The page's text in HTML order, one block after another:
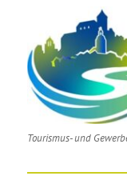
Tourismus- und